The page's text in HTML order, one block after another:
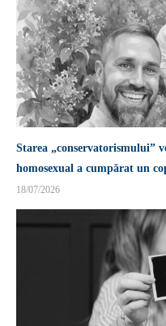
Starea „conservatorismului”
homosexual a cumpărat un
18/07/2026